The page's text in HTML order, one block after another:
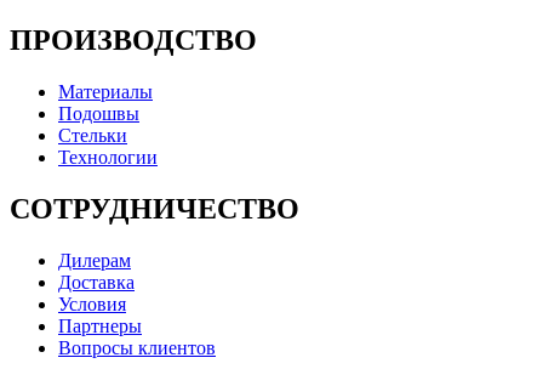
ПРОИЗВОДСТВО
Материалы
Подошвы
Стельки
Технологии
СОТРУДНИЧЕСТВО
Дилерам
Доставка
Условия
Партнеры
Вопросы клиентов